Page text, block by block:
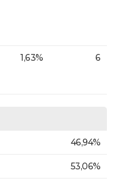
1,63% 6
46,94%
53,06%